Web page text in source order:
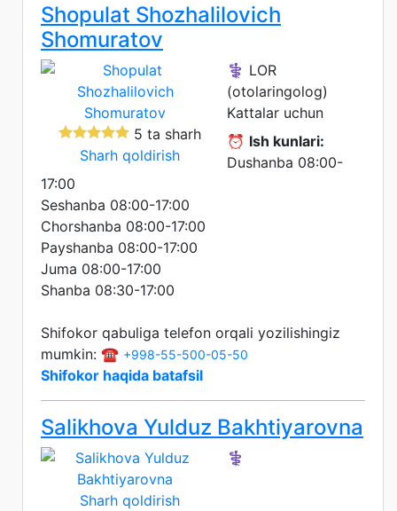
Shopulat Shozhalilovich
Shomuratov
5 ta sharh
Sharh qoldirish
⚕️ LOR
(otolaringolog)
Kattalar uchun
⏰ Ish kunlari:
Dushanba 08:00-
17:00
Seshanba 08:00-17:00
Chorshanba 08:00-17:00
Payshanba 08:00-17:00
Juma 08:00-17:00
Shanba 08:30-17:00
Shifokor qabuliga telefon orqali yozilishingiz
mumkin: ☎️ +998-55-500-05-50
Shifokor haqida batafsil
Salikhova Yulduz Bakhtiyarovna
Sharh qoldirish
⚕️